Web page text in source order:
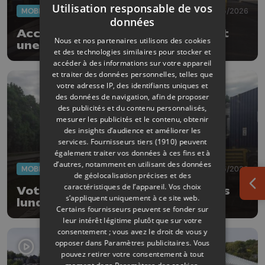
MOBILITÉ 27/05/2026
Accident entre 3 bus : le choc fait
une dizaine de blessés
MOBILITÉ 07/05/2026
Vottem: de nouveaux travaux dès
lundi à l'échangeur !
Utilisation responsable de vos
données
Nous et nos partenaires utilisons des cookies
et des technologies similaires pour stocker et
accéder à des informations sur votre appareil
et traiter des données personnelles, telles que
votre adresse IP, des identifiants uniques et
des données de navigation, afin de proposer
des publicités et du contenu personnalisés,
mesurer les publicités et le contenu, obtenir
des insights d’audience et améliorer les
services. Fournisseurs tiers (1910) peuvent
également traiter vos données à ces fins et à
d’autres, notamment en utilisant des données
de géolocalisation précises et des
caractéristiques de l’appareil. Vos choix
s’appliquent uniquement à ce site web.
Certains fournisseurs peuvent se fonder sur
leur intérêt légitime plutôt que sur votre
consentement ; vous avez le droit de vous y
opposer dans Paramètres publicitaires. Vous
pouvez retirer votre consentement à tout